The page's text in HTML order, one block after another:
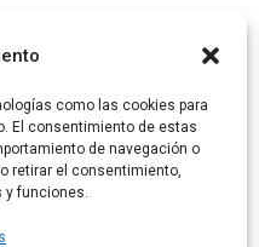
como las cookies para
El consentimiento de estas
de navegación o
retirar el consentimiento,
y funciones.